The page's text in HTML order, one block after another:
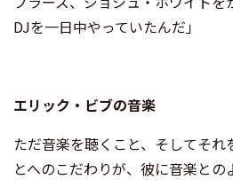
DJを一日中やっていたんだ」
エリック・ビブの音楽
ただ音楽を聴くこと、そしてそ
とへのこだわりが、彼に音楽と